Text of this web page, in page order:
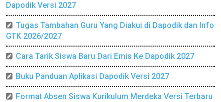
Dapodik Versi 2027
Tugas Tambahan Guru Yang Diakui di Dapodik dan Info
GTK 2026/2027
Cara Tarik Siswa Baru Dari Emis Ke Dapodik 2027
Buku Panduan Aplikasi Dapodik Versi 2027
Format Absen Siswa Kurikulum Merdeka Versi Terbaru